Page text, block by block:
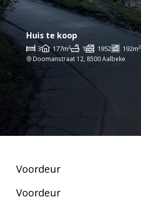
Huis te koop
3 177m² 1 1952 192m²
Doomanstraat 12, 8500 Aalbeke
Voordeur
Voordeur